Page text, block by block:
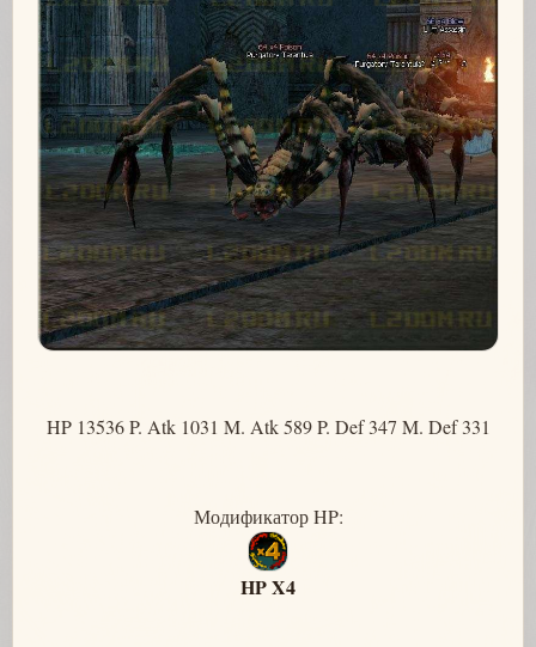
HP 13536 P. Atk 1031 M. Atk 589 P. Def 347 M. Def 331
Модификатор HP:
HP X4